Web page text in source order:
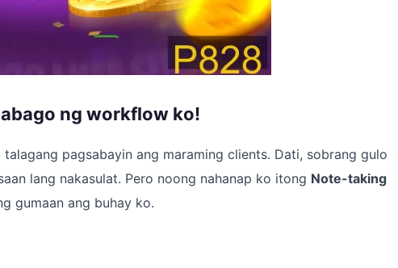
ng workflow ko!
pagsabayin ang maraming clients. Dati, sobrang gulo
lang nakasulat. Pero noong nahanap ko itong Note-taking
gumaan ang buhay ko.